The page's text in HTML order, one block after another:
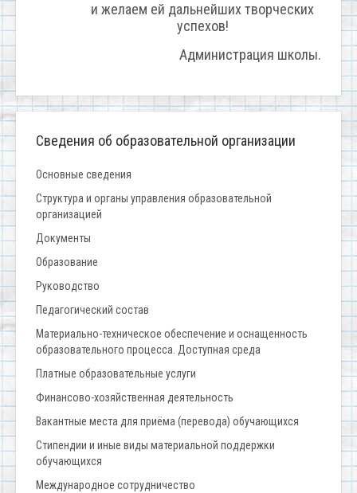
и желаем ей дальнейших творческих
успехов!
Администрация школы.
Сведения об образовательной организации
Основные сведения
Структура и органы управления образовательной
организацией
Документы
Образование
Руководство
Педагогический состав
Материально-техническое обеспечение и оснащенность
образовательного процесса. Доступная среда
Платные образовательные услуги
Финансово-хозяйственная деятельность
Вакантные места для приёма (перевода) обучающихся
Стипендии и иные виды материальной поддержки
обучающихся
Международное сотрудничество